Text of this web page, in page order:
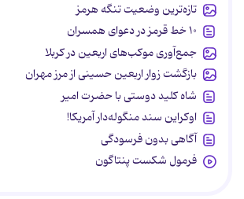
تازه‌ترین وضعیت تنگه هرمز
۱۰ خط قرمز در دعوای همسران
جمع‌آوری موکب‌های اربعین در کربلا
بازگشت زوار اربعین حسینی از مرز مهران
شاه کلید دوستی با حضرت امیر
اوکراین سند منگوله‌دار آمریکا!
آگاهی بدون فرسودگی
فرمول شکست پنتاگون